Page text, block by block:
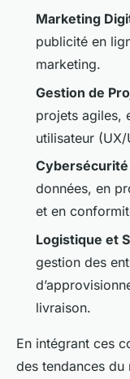
Marketing
publicité en
marketing.
Gestion de
projets agiles,
utilisateur
Cybersécurité
données, en
et en
Logistique et
gestion des
livraison.
En intégrant ces
des tendances du